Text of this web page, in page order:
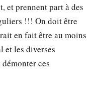
et prennent part à des
!!! On doit être
en fait être au moins
et les diverses
ces